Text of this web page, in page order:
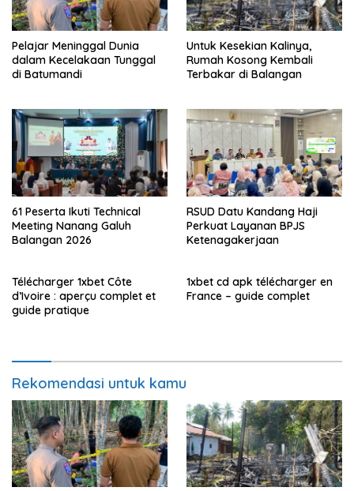
Pelajar Meninggal Dunia
dalam Kecelakaan Tunggal
di Batumandi
Untuk Kesekian Kalinya,
Rumah Kosong Kembali
Terbakar di Balangan
61 Peserta Ikuti Technical
Meeting Nanang Galuh
Balangan 2026
RSUD Datu Kandang Haji
Perkuat Layanan BPJS
Ketenagakerjaan
Télécharger 1xbet Côte
d’Ivoire : aperçu complet et
guide pratique
1xbet cd apk télécharger en
France – guide complet
Rekomendasi untuk kamu